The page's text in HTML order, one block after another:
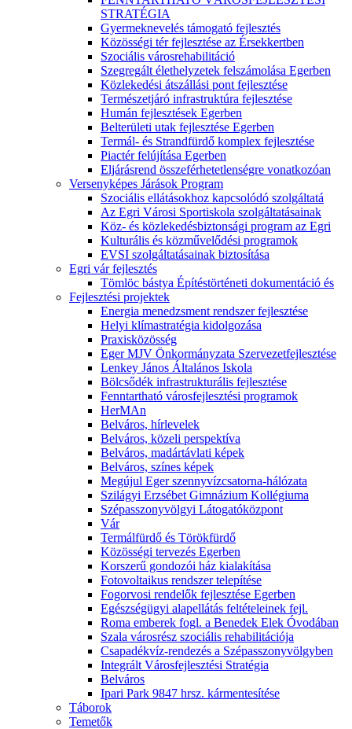
STRATÉGIA
Gyermeknevelés támogató fejlesztés
Közösségi tér fejlesztése az Érsekkertben
Szociális városrehabilitáció
Szegregált élethelyzetek felszámolása Egerben
Közlekedési átszállási pont fejlesztése
Természetjáró infrastruktúra fejlesztése
Humán fejlesztések Egerben
Belterületi utak fejlesztése Egerben
Termál- és Strandfürdő komplex fejlesztése
Piactér felújítása Egerben
Eljárásrend összeférhetetlenségre vonatkozóan
Versenyképes Járások Program
Szociális ellátásokhoz kapcsolódó szolgáltatá
Az Egri Városi Sportiskola szolgáltatásainak
Köz- és közlekedésbiztonsági program az Egri
Kulturális és közművelődési programok
EVSI szolgáltatásainak biztosítása
Egri vár fejlesztés
Tömlöc bástya Építéstörténeti dokumentáció és
Fejlesztési projektek
Energia menedzsment rendszer fejlesztése
Helyi klímastratégia kidolgozása
Praxisközösség
Eger MJV Önkormányzata Szervezetfejlesztése
Lenkey János Általános Iskola
Bölcsődék infrastrukturális fejlesztése
Fenntartható városfejlesztési programok
HerMAn
Belváros, hírlevelek
Belváros, közeli perspektíva
Belváros, madártávlati képek
Belváros, színes képek
Megújul Eger szennyvízcsatorna-hálózata
Szilágyi Erzsébet Gimnázium Kollégiuma
Szépasszonyvölgyi Látogatóközpont
Vár
Termálfürdő és Törökfürdő
Közösségi tervezés Egerben
Korszerű gondozói ház kialakítása
Fotovoltaikus rendszer telepítése
Fogorvosi rendelők fejlesztése Egerben
Egészségügyi alapellátás feltételeinek fejl.
Roma emberek fogl. a Benedek Elek Óvodában
Szala városrész szociális rehabilitációja
Csapadékvíz-rendezés a Szépasszonyvölgyben
Integrált Városfejlesztési Stratégia
Belváros
Ipari Park 9847 hrsz. kármentesítése
Táborok
Temetők